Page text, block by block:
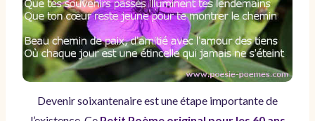
Devenir soixantenaire est une étape importante de